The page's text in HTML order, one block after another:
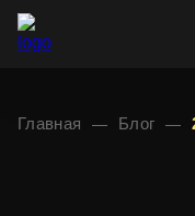
Главная Блог